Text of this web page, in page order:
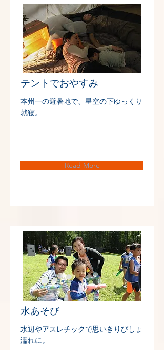
テントでおやすみ
本州一の避暑地で、星空の下ゆっくり
就寝。
Read More
水あそび
水辺やアスレチックで思いきりびしょ
濡れに。